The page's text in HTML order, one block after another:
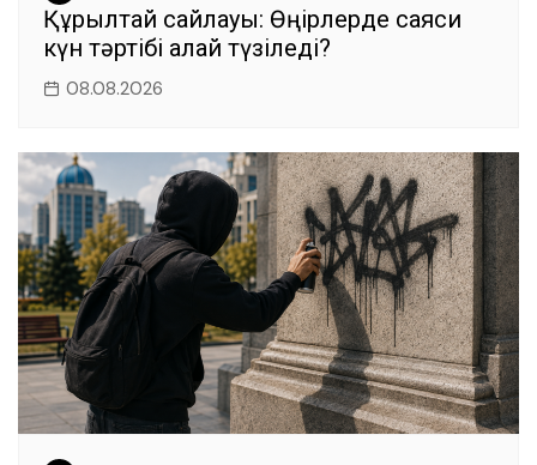
Құрылтай сайлауы: Өңірлерде саяси
күн тәртібі қалай түзіледі?
08.08.2026